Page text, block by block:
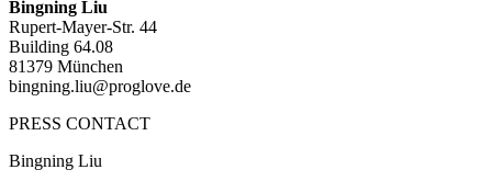
Bingning Liu
Rupert-Mayer-Str. 44
Building 64.08
81379 München
bingning.liu@proglove.de
PRESS CONTACT
Bingning Liu